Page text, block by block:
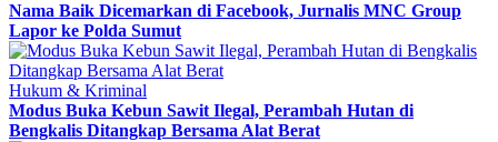
Nama Baik Dicemarkan di Facebook, Jurnalis MNC Group
Lapor ke Polda Sumut
Hukum & Kriminal
Modus Buka Kebun Sawit Ilegal, Perambah Hutan di
Bengkalis Ditangkap Bersama Alat Berat